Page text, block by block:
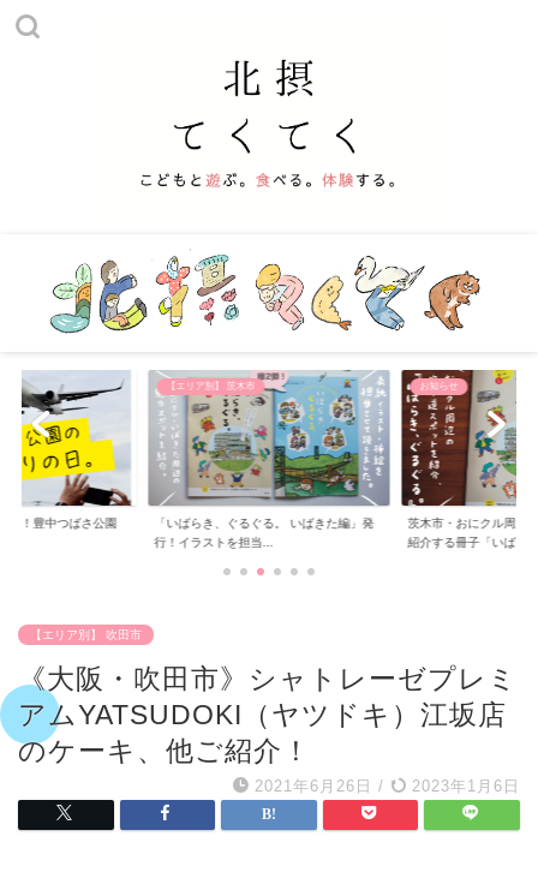
る。 いばきた編」発
お知らせ
茨木市・おにクル周辺の寄り道スポットを
紹介する冊子「いば...
【おでかけ】 公園
子供と遊べる北摂の公
摂の公園めぐり〜
【エリア別】 吹田市
《大阪・吹田市》シャトレーゼプレミ
アムYATSUDOKI（ヤツドキ）江坂店
のケーキ、他ご紹介！
2021年6月26日 / 2023年1月6日